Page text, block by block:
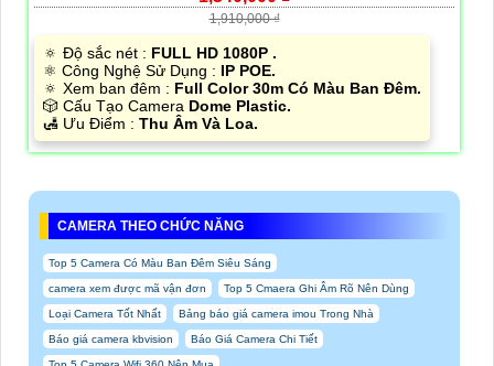
1,910,000 ₫
🔅 Độ sắc nét : FULL HD 1080P .
⚛️ Công Nghệ Sử Dụng : IP POE.
🔅 Xem ban đêm : Full Color 30m Có Màu Ban Ðêm.
🎲 Cấu Tạo Camera Dome Plastic.
️🛃 Ưu Điểm : Thu Âm Và Loa.
CAMERA THEO CHỨC NĂNG
Top 5 Camera Có Màu Ban Đêm Siêu Sáng
camera xem được mã vận đơn Top 5 Cmaera Ghi Âm Rõ Nên Dùng
Loại Camera Tốt Nhất Bảng báo giá camera imou Trong Nhà
Báo giá camera kbvision Báo Giá Camera Chi Tiết